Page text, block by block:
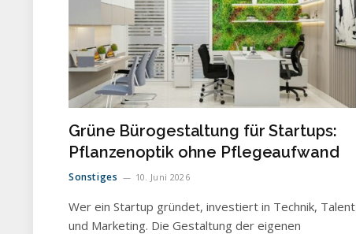
Grüne Bürogestaltung für Startups:
Pflanzenoptik ohne Pflegeaufwand
Sonstiges 10. Juni 2026
Wer ein Startup gründet, investiert in Technik, Talent
und Marketing. Die Gestaltung der eigenen